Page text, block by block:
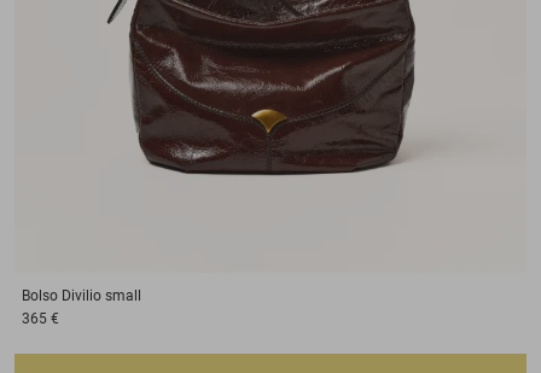
Bolso Divilio small
365 €